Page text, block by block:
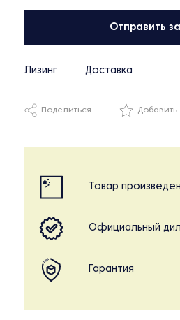
Отправить
Лизинг Доставка
Поделиться
Товар
Официальный
Гарантия